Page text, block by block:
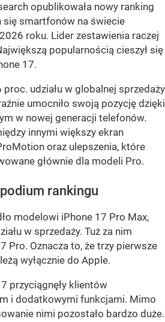
opublikowała nowy ranking
się smartfonów na świecie
roku. Lider zestawienia raczej
popularnością cieszył się
17.
proc. udziału w globalnej sprzedaży
umocniło swoją pozycję dzięki
w nowej generacji telefonów.
innymi większy ekran
oraz ulepszenia, które
głównie dla modeli Pro.
rankingu
modelowi iPhone 17 Pro Max,
w sprzedaży. Tuż za nim
Pro. Oznacza to, że trzy pierwsze
wyłącznie do Apple.
przyciągnęły klientów
i dodatkowymi funkcjami. Mimo
nimi pozostało bardzo duże.